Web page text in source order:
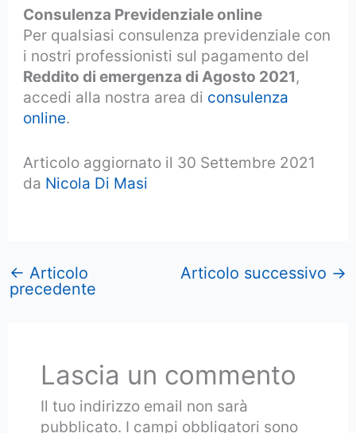
Consulenza Previdenziale online
Per qualsiasi consulenza previdenziale con
i nostri professionisti sul pagamento del
Reddito di emergenza di Agosto 2021,
accedi alla nostra area di consulenza
online.
Articolo aggiornato il 30 Settembre 2021
da Nicola Di Masi
← Articolo
precedente
Articolo successivo →
Lascia un commento
Il tuo indirizzo email non sarà
pubblicato. I campi obbligatori sono